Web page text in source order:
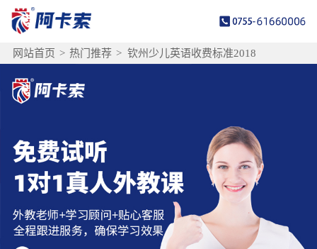
网站首页 > 热门推荐 > 钦州少儿英语收费标准2018